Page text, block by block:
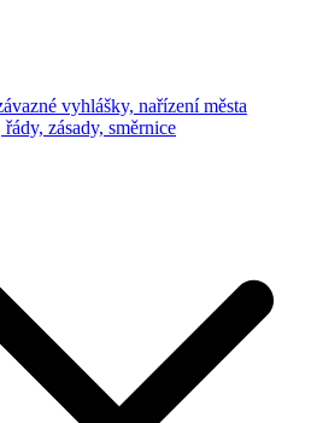
vyhlášky, nařízení města
řády, zásady, směrnice